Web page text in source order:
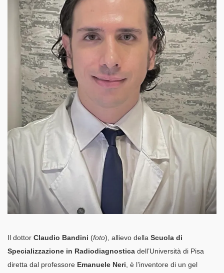
Il dottor Claudio Bandini (foto), allievo della Scuola di
Specializzazione in Radiodiagnostica dell’Università di Pisa
diretta dal professore Emanuele Neri , è l’inventore di un gel